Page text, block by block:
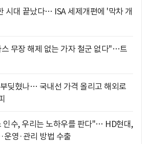
시대 끝났다… ISA 세제개편에 '막차 개
무장 해제 없는 가자 철군 없다"…트
딪혔나… 국내선 가격 올리고 해외로
인수, 우리는 노하우를 판다"… HD현대,
운영·관리 방법 수출